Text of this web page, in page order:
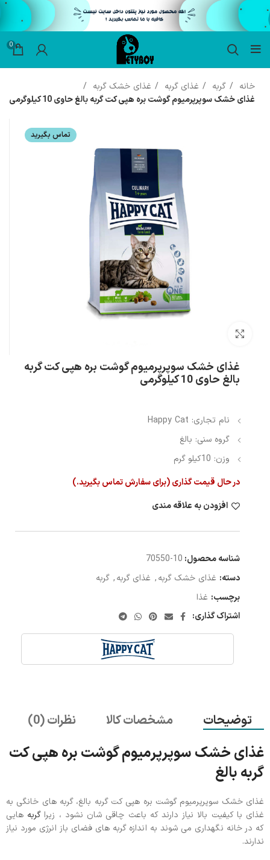
0
خانه گربه غذای گربه
غذای خشک گربه
غذای خشک سوپرپرمیوم گوشت بره هپی کت گربه بالغ حاوی 10 کیلوگرمی
تماس بگیرید
غذای خشک سوپرپرمیوم گوشت بره هپی کت گربه
بالغ حاوی 10 کیلوگرمی
نام تجاری: Happy Cat
گروه سنی: بالغ
وزن: 10کیلو گرم
در حال قیمت گذاری (برای سفارش تماس بگیرید.)
افزودن به علاقه مندی
شناسه محصول: 10-70550
دسته: غذای خشک گربه, غذای گربه, گربه
برچسب: غذا
اشتراک گذاری:
توضیحات مشخصات کالا نظرات (0)
غذای خشک سوپرپرمیوم گوشت بره هپی کت
گربه بالغ
غذای خشک سوپرپرمیوم گوشت بره هپی کت گربه بالغ، گربه های خانگی به
غذای با کیفیت بالا نیاز دارند که باعث چاقی شان نشود ، زیرا گربه هایی
که در خانه نگهداری می شوند به اندازه گربه های فضای باز انرژی مورد نیاز
ندارند.